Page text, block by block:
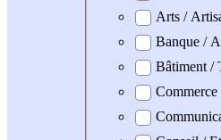
Arts /
Banque /
Bâtiment /
Commerce